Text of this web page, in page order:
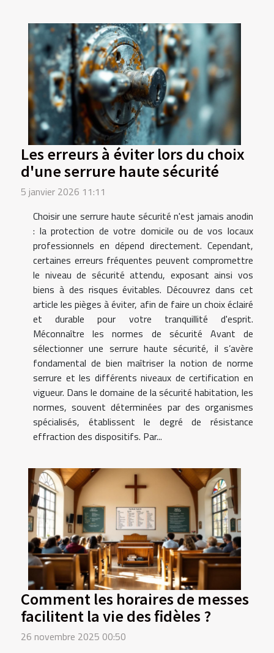
Les erreurs à éviter lors du choix
d'une serrure haute sécurité
5 janvier 2026 11:11
Choisir une serrure haute sécurité n'est jamais anodin
: la protection de votre domicile ou de vos locaux
professionnels en dépend directement. Cependant,
certaines erreurs fréquentes peuvent compromettre
le niveau de sécurité attendu, exposant ainsi vos
biens à des risques évitables. Découvrez dans cet
article les pièges à éviter, afin de faire un choix éclairé
et durable pour votre tranquillité d'esprit.
Méconnaître les normes de sécurité Avant de
sélectionner une serrure haute sécurité, il s’avère
fondamental de bien maîtriser la notion de norme
serrure et les différents niveaux de certification en
vigueur. Dans le domaine de la sécurité habitation, les
normes, souvent déterminées par des organismes
spécialisés, établissent le degré de résistance
effraction des dispositifs. Par...
Comment les horaires de messes
facilitent la vie des fidèles ?
26 novembre 2025 00:50